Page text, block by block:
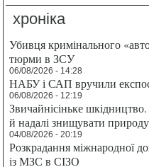
хроніка
Убивця кримінального
тюрми в ЗСУ
06/08/2026 - 14:28
НАБУ і САП вручили
06/08/2026 - 12:19
Звичайнісіньке
й надалі знищувати
04/08/2026 - 20:19
Розкрадання міжнародної
із МЗС в СІЗО